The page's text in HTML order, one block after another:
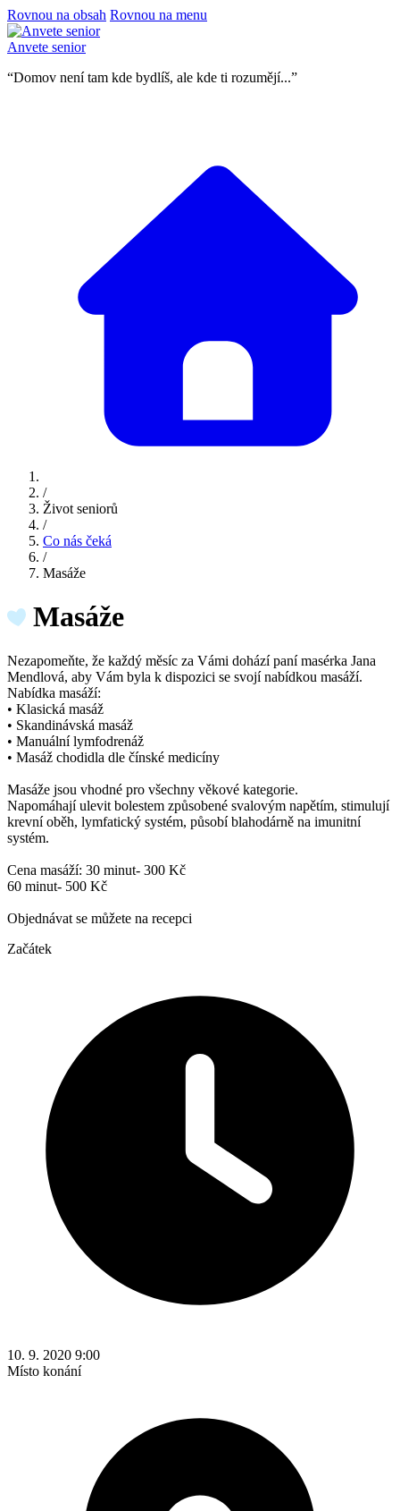
Rovnou na obsah Rovnou na menu
Anvete senior
“Domov není tam kde bydlíš, ale kde ti rozumějí...”
/
Život seniorů
/
Co nás čeká
/
Masáže
Masáže
Nezapomeňte, že každý měsíc za Vámi dohází paní masérka Jana
Mendlová, aby Vám byla k dispozici se svojí nabídkou masáží.
Nabídka masáží:
• Klasická masáž
• Skandinávská masáž
• Manuální lymfodrenáž
• Masáž chodidla dle čínské medicíny
Masáže jsou vhodné pro všechny věkové kategorie.
Napomáhají ulevit bolestem způsobené svalovým napětím, stimulují
krevní oběh, lymfatický systém, působí blahodárně na imunitní
systém.
Cena masáží: 30 minut- 300 Kč
60 minut- 500 Kč
Objednávat se můžete na recepci
Začátek
10. 9. 2020 9:00
Místo konání